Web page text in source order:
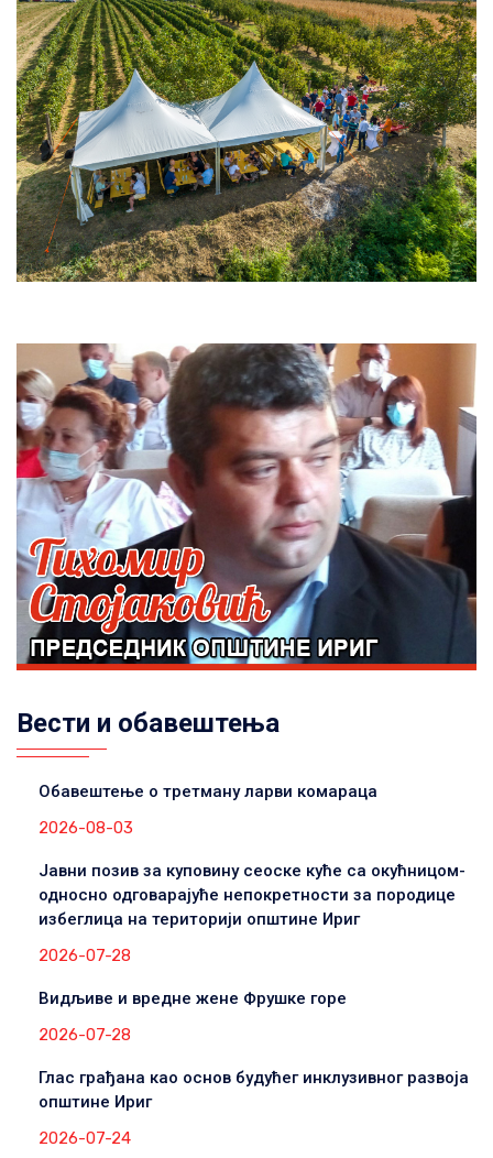
Вести и обавештења
Обавештење о третману ларви комараца
2026-08-03
Јавни позив за куповину сеоске куће са окућницом-
односно одговарајуће непокретности за породице
избеглица на територији општине Ириг
2026-07-28
Видљиве и вредне жене Фрушке горе
2026-07-28
Глас грађана као основ будућег инклузивног развоја
општине Ириг
2026-07-24